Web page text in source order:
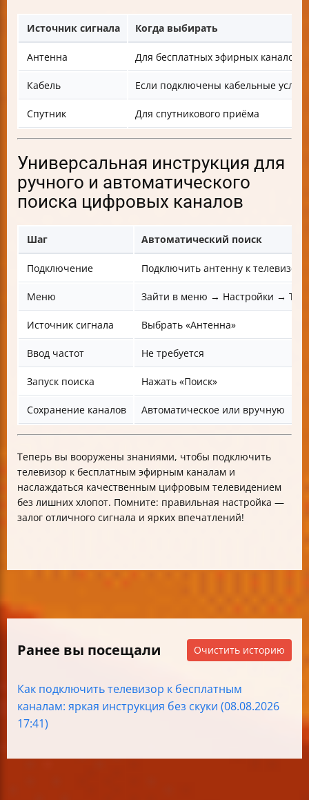
Источник сигнала Когда выбирать
Антенна Для бесплатных эфирных каналов
Кабель Если подключены кабельные
Спутник Для спутникового приёма
Универсальная инструкция для
ручного и автоматического
поиска цифровых каналов
Шаг Автоматический поиск
Подключение Подключить антенну к телевизору
Меню Зайти в меню → Настройки → ТВ
Источник сигнала Выбрать «Антенна»
Ввод частот Не требуется
Запуск поиска Нажать «Поиск»
Сохранение каналов Автоматическое или вручную
Теперь вы вооружены знаниями, чтобы подключить
телевизор к бесплатным эфирным каналам и
наслаждаться качественным цифровым телевидением
без лишних хлопот. Помните: правильная настройка —
залог отличного сигнала и ярких впечатлений!
Ранее вы посещали Очистить историю
Как подключить телевизор к бесплатным
каналам: яркая инструкция без скуки (08.08.2026
17:41)